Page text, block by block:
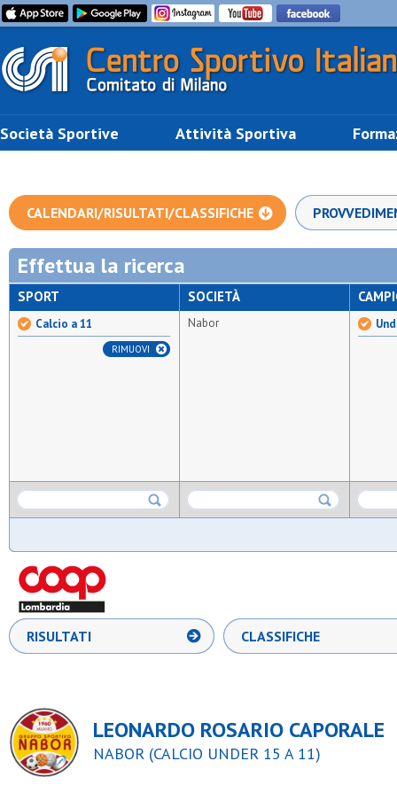
Società Sportive Attività Sportiva
CALENDARI/RISULTATI/CLASSIFICHE
Effettua la ricerca
SPORT
Calcio a 11
RIMUOVI
SOCIETÀ
Nabor
RISULTATI CLASSIFICHE
LEONARDO ROSARIO CAPORALE
NABOR (CALCIO UNDER 15 A 11)